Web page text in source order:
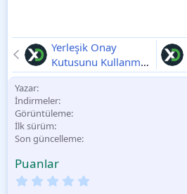
Yerleşik Onay
Kutusunu Kullanma
V1
Yazar
İndirmeler
Görüntüleme
İlk sürüm
Son güncelleme
Puanlar